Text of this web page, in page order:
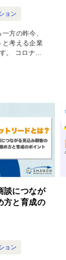
ョン
方の昨今、
と考える企業
。 コロナ禍
談につなが
方と育成の
ョン